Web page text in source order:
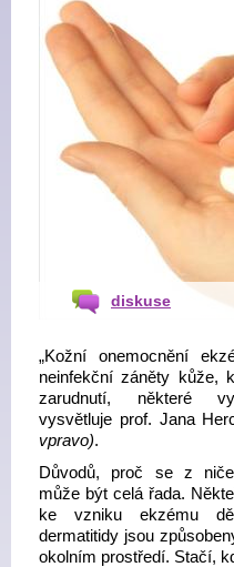
diskuse
„Kožní onemocnění
neinfekční záněty kůže,
zarudnutí, některé
vysvětluje prof. Jana
vpravo).
Důvodů, proč se z
může být celá řada.
ke vzniku ekzému
dermatitidy jsou
okolním prostředí. Stačí,